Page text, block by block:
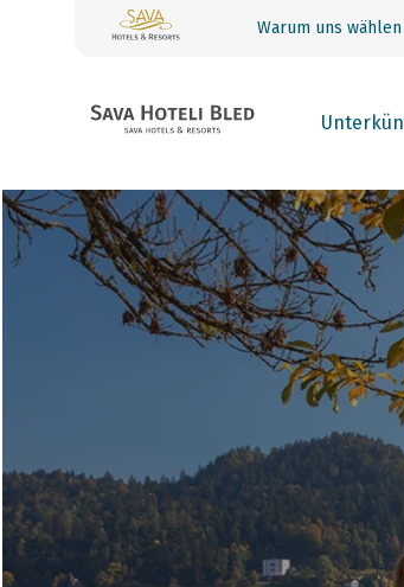
Warum uns wählen